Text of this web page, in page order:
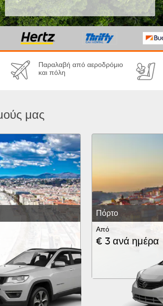
Παραλαβή από αεροδρόμιο
και πόλη
μας
Πόρτο
Από
€ 3 ανά ημέρα